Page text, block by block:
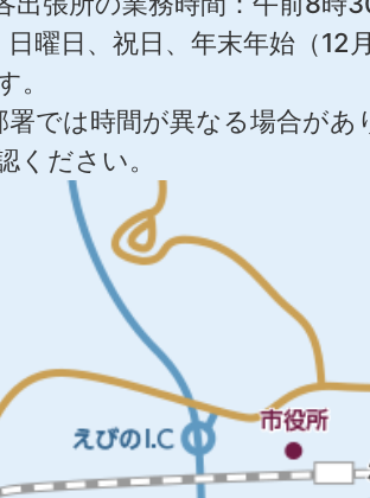
曜日、祝日、年末年始（12
。
署では時間が異なる場合が
ください。